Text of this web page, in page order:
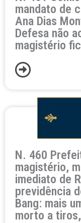
mandato de
Ana Dias
Defesa não
magistério
N. 460
magistério,
imediato de
previdência
Bang: mais
morto a